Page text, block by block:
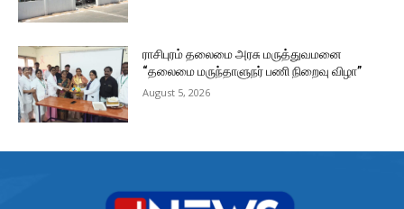
ராசிபுரம் தலைமை அரசு மருத்துவமனை
“தலைமை மருந்தாளுநர் பணி நிறைவு விழா”
August 5, 2026